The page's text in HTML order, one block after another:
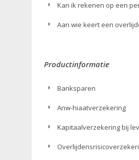
Kan ik rekenen op een
Aan wie keert een
Productinformatie
Banksparen
Anw-hiaatverzekering
Kapitaalverzekering bij